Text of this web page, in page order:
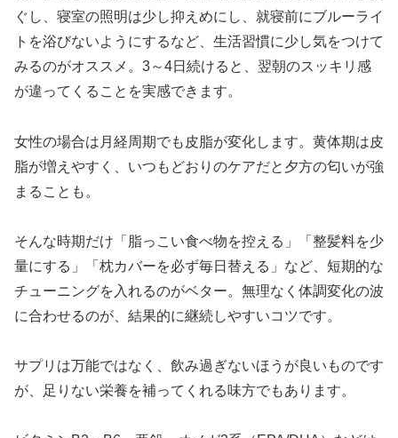
ぐし、寝室の照明は少し抑えめにし、就寝前にブルーライ
トを浴びないようにするなど、生活習慣に少し気をつけて
みるのがオススメ。3～4日続けると、翌朝のスッキリ感
が違ってくることを実感できます。
女性の場合は月経周期でも皮脂が変化します。黄体期は皮
脂が増えやすく、いつもどおりのケアだと夕方の匂いが強
まることも。
そんな時期だけ「脂っこい食べ物を控える」「整髪料を少
量にする」「枕カバーを必ず毎日替える」など、短期的な
チューニングを入れるのがベター。無理なく体調変化の波
に合わせるのが、結果的に継続しやすいコツです。
サプリは万能ではなく、飲み過ぎないほうが良いものです
が、足りない栄養を補ってくれる味方でもあります。